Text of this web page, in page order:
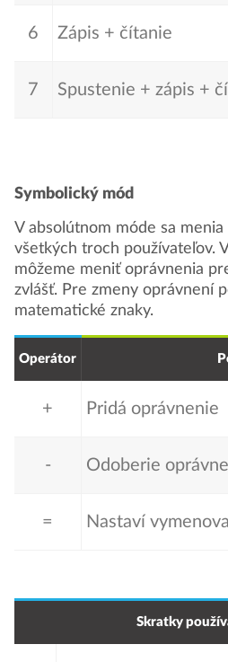
6 Zápis + čítanie
7 Spustenie + zápis +
Symbolický mód
V absolútnom móde sa
všetkých troch používateľov.
môžeme meniť oprávnenia
zvlášť. Pre zmeny oprávnení
matematické znaky.
Operátor
+ Pridá oprávnenie
- Odoberie
= Nastaví
Skratky